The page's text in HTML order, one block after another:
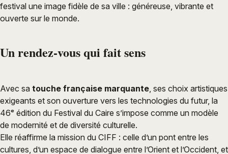
festival une image fidèle de sa ville : généreuse, vibrante et
ouverte sur le monde.
Un rendez-vous qui fait sens
Avec sa touche française marquante, ses choix artistiques
exigeants et son ouverture vers les technologies du futur, la
46ᵉ édition du Festival du Caire s’impose comme un modèle
de modernité et de diversité culturelle.
Elle réaffirme la mission du CIFF : celle d’un pont entre les
cultures, d’un espace de dialogue entre l’Orient et l’Occident, et